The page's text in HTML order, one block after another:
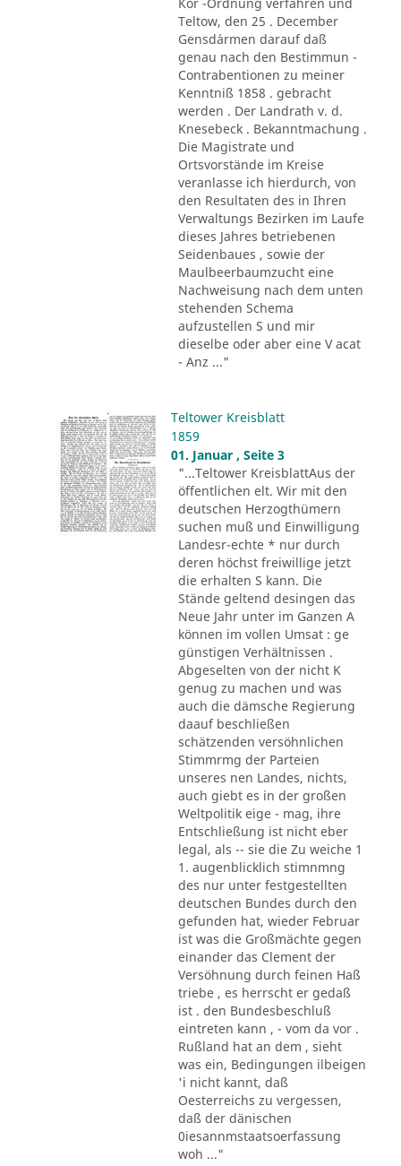
Teltow, den 25 . December
Gensd´armen darauf daß
genau nach den Bestimmun -
Contrabentionen zu meiner
Kenntniß 1858 . gebracht
werden . Der Landrath v. d.
Knesebeck . Bekanntmachung .
Die Magistrate und
Ortsvorstände im Kreise
veranlasse ich hierdurch, von
den Resultaten des in Ihren
Verwaltungs Bezirken im Laufe
dieses Jahres betriebenen
Seidenbaues , sowie der
Maulbeerbaumzucht eine
Nachweisung nach dem unten
stehenden Schema
aufzustellen S und mir
dieselbe oder aber eine V acat
- Anz ..."
Teltower Kreisblatt
1859
01. Januar , Seite 3
"...Teltower KreisblattAus der
öffentlichen elt. Wir mit den
deutschen Herzogthümern
suchen muß und Einwilligung
Landesr-echte * nur durch
deren höchst freiwillige jetzt
die erhalten S kann. Die
Stände geltend desingen das
Neue Jahr unter im Ganzen A
können im vollen Umsat : ge
günstigen Verhältnissen .
Abgeselten von der nicht K
genug zu machen und was
auch die dämsche Regierung
daauf beschließen
schätzenden versöhnlichen
Stimmrmg der Parteien
unseres nen Landes, nichts,
auch giebt es in der großen
Weltpolitik eige - mag, ihre
Entschließung ist nicht eber
legal, als -- sie die Zu weiche 1
1. augenblicklich stimnmng
des nur unter festgestellten
deutschen Bundes durch den
gefunden hat, wieder Februar
ist was die Großmächte gegen
einander das Clement der
Versöhnung durch feinen Haß
triebe , es herrscht er gedaß
ist . den Bundesbeschluß
eintreten kann , - vom da vor .
Rußland hat an dem , sieht
was ein, Bedingungen ilbeigen
'i nicht kannt, daß
Oesterreichs zu vergessen,
daß der dänischen
0iesannmstaatsoerfassung
woh ..."